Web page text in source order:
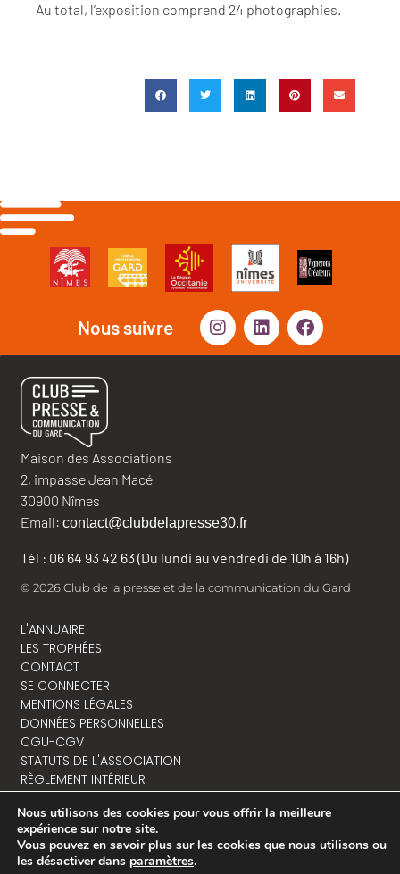
Au total, l’exposition comprend 24 photographies.
Nous suivre
Maison des Associations
2, impasse Jean Macé
30900 Nîmes
Email: contact@clubdelapresse30.fr
Tél : 06 64 93 42 63 (Du lundi au vendredi de 10h à 16h)
© 2026 Club de la presse et de la communication du Gard
L'ANNUAIRE
LES TROPHÉES
CONTACT
SE CONNECTER
MENTIONS LÉGALES
DONNÉES PERSONNELLES
CGU-CGV
STATUTS DE L'ASSOCIATION
RÈGLEMENT INTÉRIEUR
NOUS CONTACTER
Nous utilisons des cookies pour vous offrir la meilleure
expérience sur notre site.
Vous pouvez en savoir plus sur les cookies que nous utilisons ou
les désactiver dans paramètres.